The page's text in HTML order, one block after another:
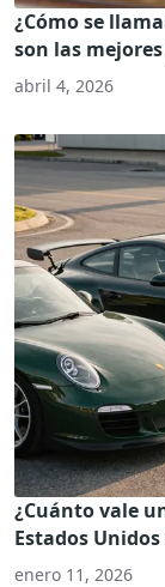
¿Cómo se
son las
abril 4, 2026
¿Cuánto vale
Estados Unidos
enero 11, 2026